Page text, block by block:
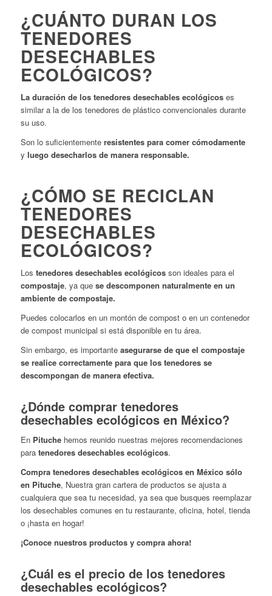
¿CUÁNTO DURAN LOS
TENEDORES
DESECHABLES
ECOLÓGICOS?
La duración de los tenedores desechables ecológicos es
similar a la de los tenedores de plástico convencionales durante
su uso.
Son lo suficientemente resistentes para comer cómodamente
y luego desecharlos de manera responsable.
¿CÓMO SE RECICLAN
TENEDORES
DESECHABLES
ECOLÓGICOS?
Los tenedores desechables ecológicos son ideales para el
compostaje, ya que se descomponen naturalmente en un
ambiente de compostaje.
Puedes colocarlos en un montón de compost o en un contenedor
de compost municipal si está disponible en tu área.
Sin embargo, es importante asegurarse de que el compostaje
se realice correctamente para que los tenedores se
descompongan de manera efectiva.
¿Dónde comprar tenedores
desechables ecológicos en México?
En Pituchehemos reunido nuestras mejores recomendaciones
para tenedores desechables ecológicos.
Compra tenedores desechables ecológicos en México sólo
en Pituche, Nuestra gran cartera de productos se ajusta a
cualquiera que sea tu necesidad, ya sea que busques reemplazar
los desechables comunes en tu restaurante, oficina, hotel, tienda
o ¡hasta en hogar!
¡Conoce nuestros productos y compra ahora!
¿Cuál es el precio de los tenedores
desechables ecológicos?